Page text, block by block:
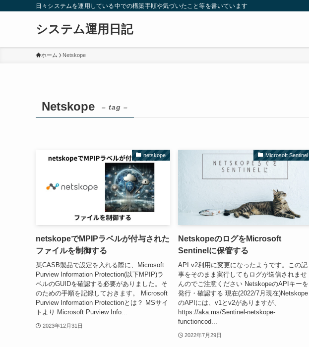
日々システムを運用している中での構築手順や気づいたこと等を書いています
システム運用日記
ホーム Netskope
Netskope – tag –
netskope
netskopeでMPIPラベルが付与された
ファイルを制御する
某CASB製品で設定を入れる際に、Microsoft
Purview Information Protection(以下MPIP)ラ
ベルのGUIDを確認する必要がありました。そ
のための手順を記録しておきます。 Microsoft
Purview Information Protectionとは？ MSサイ
トより Microsoft Purview Info...
2023年12月31日
Microsoft Sentinel
NetskopeのログをMicrosoft
Sentinelに保管する
API v2利用に変更になったようです。この記
事をそのまま実行してもログが送信されませ
んのでご注意ください NetskopeのAPIキーを
発行・確認する 現在(2022/7月現在)Netskope
のAPIには、v1とv2がありますが、
https://aka.ms/Sentinel-netskope-
functioncod...
2022年7月29日